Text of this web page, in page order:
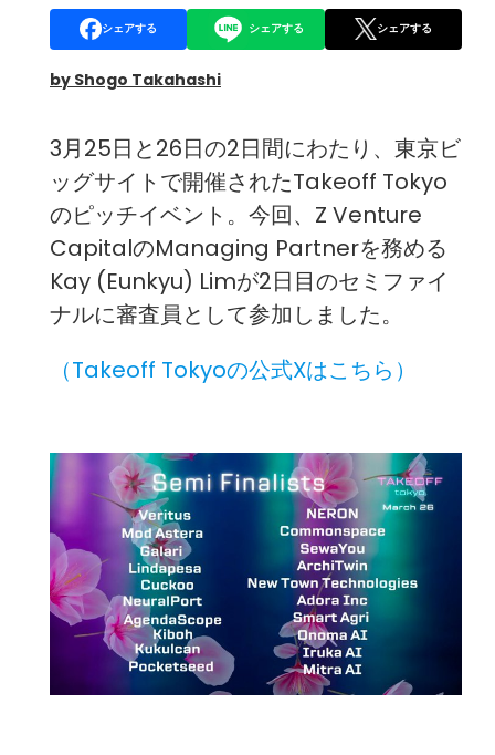
シェアする シェアする シェアする
by Shogo Takahashi
3月25日と26日の2日間にわたり、東京ビ
ッグサイトで開催されたTakeoff Tokyo
のピッチイベント。今回、Z Venture
CapitalのManaging Partnerを務める
Kay (Eunkyu) Limが2日目のセミファイ
ナルに審査員として参加しました。
（Takeoff Tokyoの公式Xはこちら ）